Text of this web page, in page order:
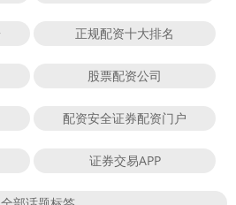
正规配资十大排名
股票配资公司
配资安全证券配资门户
证券交易APP